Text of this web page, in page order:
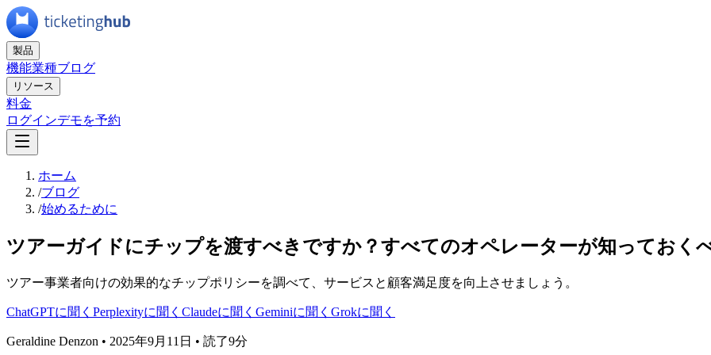
製品
機能業種ブログ
リソース
料金
ログインデモを予約
ホーム
/ブログ
/始めるために
ツアーガイドにチップを渡すべきですか？すべてのオペレーターが知っておく
ツアー事業者向けの効果的なチップポリシーを調べて、サービスと顧客満足度を向上させましょう。
ChatGPTに聞く Perplexityに聞く Claudeに聞く Geminiに聞く Grokに聞く
Geraldine Denzon • 2025年9月11日 • 読了9分